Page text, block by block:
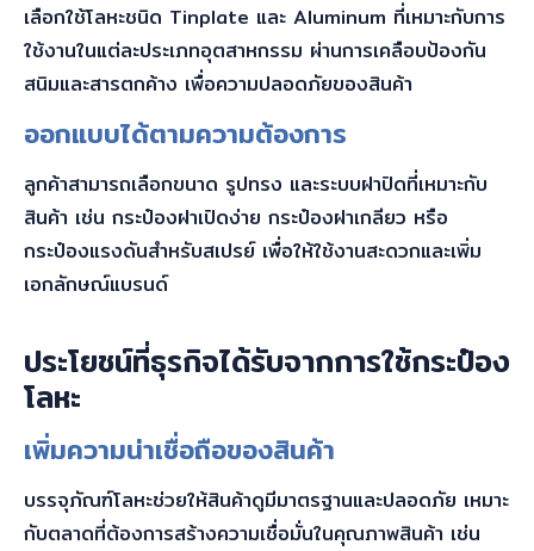
เลือกใช้โลหะชนิด Tinplate และ Aluminum ที่เหมาะกับการ
ใช้งานในแต่ละประเภทอุตสาหกรรม ผ่านการเคลือบป้องกัน
สนิมและสารตกค้าง เพื่อความปลอดภัยของสินค้า
ออกแบบได้ตามความต้องการ
ลูกค้าสามารถเลือกขนาด รูปทรง และระบบฝาปิดที่เหมาะกับ
สินค้า เช่น กระป๋องฝาเปิดง่าย กระป๋องฝาเกลียว หรือ
กระป๋องแรงดันสำหรับสเปรย์ เพื่อให้ใช้งานสะดวกและเพิ่ม
เอกลักษณ์แบรนด์
ประโยชน์ที่ธุรกิจได้รับจากการใช้กระป๋อง
โลหะ
เพิ่มความน่าเชื่อถือของสินค้า
บรรจุภัณฑ์โลหะช่วยให้สินค้าดูมีมาตรฐานและปลอดภัย เหมาะ
กับตลาดที่ต้องการสร้างความเชื่อมั่นในคุณภาพสินค้า เช่น